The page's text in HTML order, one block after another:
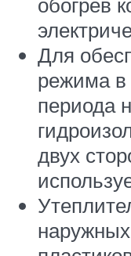
Для
режима в
периода
двух